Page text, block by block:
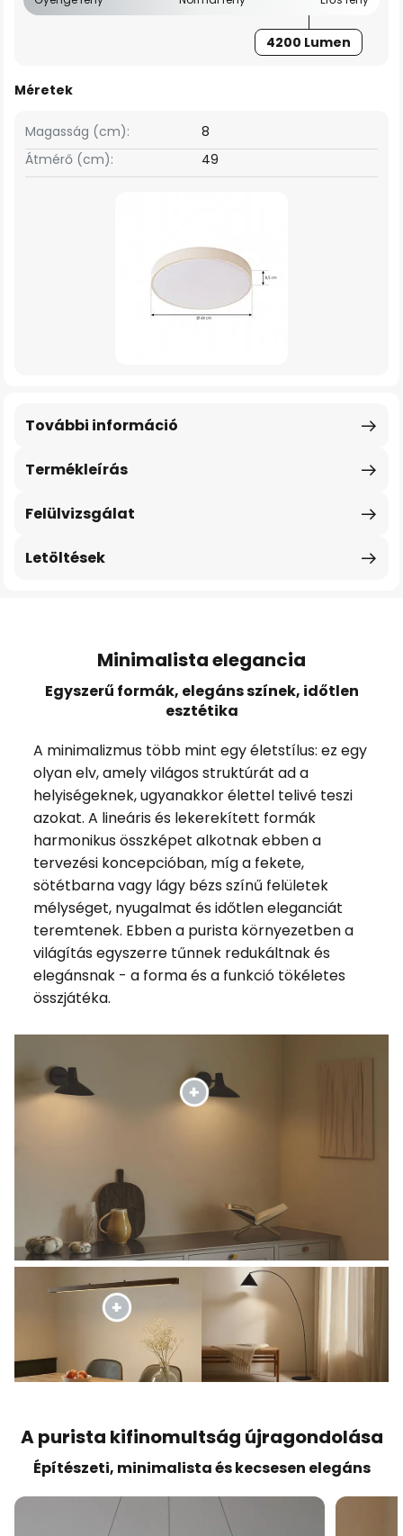
4200 Lumen
Méretek
Magasság (cm):
8
Átmérő (cm):
49
Termékleírás
További információ
Felülvizsgálat
Letöltések
Minimalista elegancia
Egyszerű formák, elegáns színek, időtlen
esztétika
A minimalizmus több mint egy életstílus: ez egy
olyan elv, amely világos struktúrát ad a
helyiségeknek, ugyanakkor élettel telivé teszi
azokat. A lineáris és lekerekített formák
harmonikus összképet alkotnak ebben a
tervezési koncepcióban, míg a fekete,
sötétbarna vagy lágy bézs színű felületek
mélységet, nyugalmat és időtlen eleganciát
teremtenek. Ebben a purista környezetben a
világítás egyszerre tűnnek redukáltnak és
elegánsnak - a forma és a funkció tökéletes
összjátéka.
A purista kifinomultság újragondolása
Építészeti, minimalista és kecsesen elegáns